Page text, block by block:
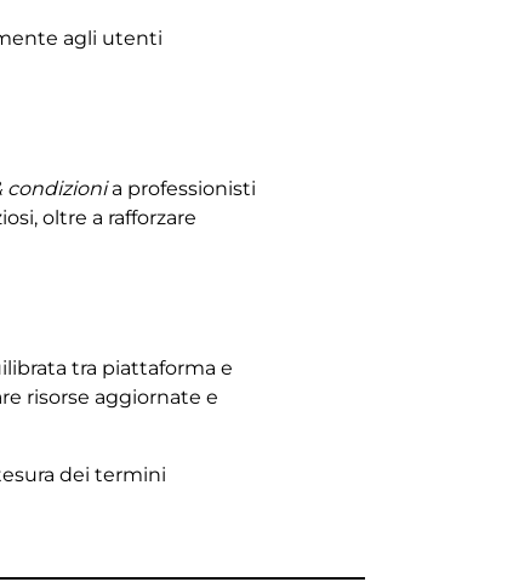
agli utenti
condizionia professionisti
oltre a rafforzare
tra piattaforma e
risorse aggiornate e
dei termini